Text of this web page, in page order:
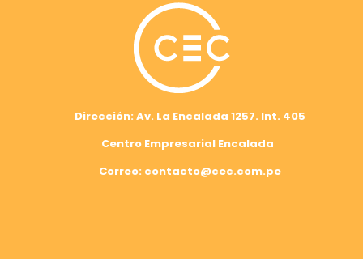
Dirección: Av. La Encalada 1257. Int. 405
Centro Empresarial Encalada
Correo: contacto@cec.com.pe